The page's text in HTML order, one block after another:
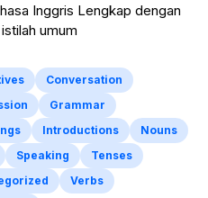
Inggris Lengkap dengan
umum
Conversation
Grammar
Introductions
Nouns
Speaking
Tenses
Verbs